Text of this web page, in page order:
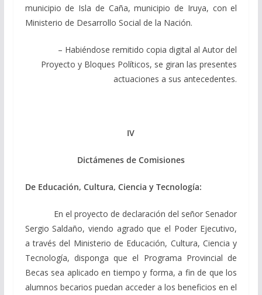
municipio de Isla de Caña, municipio de Iruya, con el
Ministerio de Desarrollo Social de la Nación.
– Habiéndose remitido copia digital al Autor del
Proyecto y Bloques Políticos, se giran las presentes
actuaciones a sus antecedentes.
IV
Dictámenes de Comisiones
De Educación, Cultura, Ciencia y Tecnología:
En el proyecto de declaración del señor Senador
Sergio Saldaño, viendo agrado que el Poder Ejecutivo,
a través del Ministerio de Educación, Cultura, Ciencia y
Tecnología, disponga que el Programa Provincial de
Becas sea aplicado en tiempo y forma, a fin de que los
alumnos becarios puedan acceder a los beneficios en el